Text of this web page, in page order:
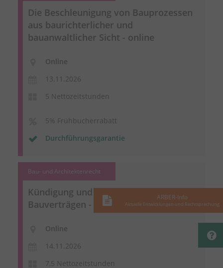
Die Beschleunigung von Bauprozessen
aus baurichterlicher und
bauanwaltlicher Sicht - online
Online
13.11.2026
5 Nettozeitstunden
5% Frühbucherrabatt
Durchführungsgarantie
Bau- und Architektenrecht
Kündigung und Abrechnung von
Bauverträgen - hybrid
Online
14.11.2026
7,5 Nettozeitstunden
ARBER-Info
Aktuelle Entwicklungen und Rechtsprechung